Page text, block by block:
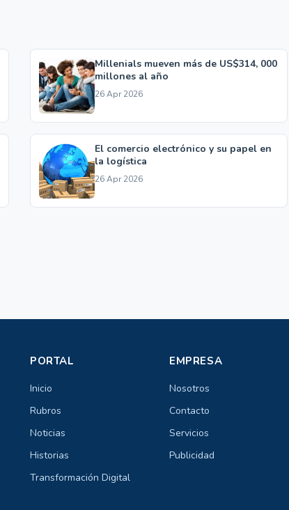
Millenials mueven más de US$314, 000
millones al año
26 Apr 2026
El comercio electrónico y su papel en
la logística
26 Apr 2026
PORTAL
Inicio
Rubros
Noticias
Historias
Transformación Digital
EMPRESA
Nosotros
Contacto
Servicios
Publicidad